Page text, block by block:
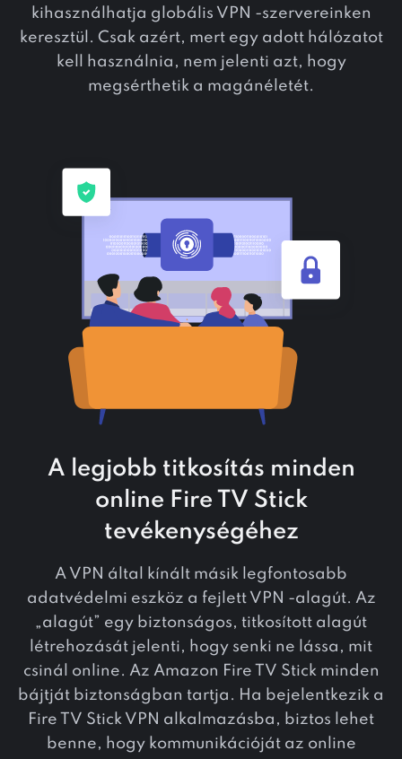
kihasználhatja globális VPN -szervereinken
keresztül. Csak azért, mert egy adott hálózatot
kell használnia, nem jelenti azt, hogy
megsérthetik a magánéletét.
A legjobb titkosítás minden
online Fire TV Stick
tevékenységéhez
A VPN által kínált másik legfontosabb
adatvédelmi eszköz a fejlett VPN -alagút. Az
„alagút” egy biztonságos, titkosított alagút
létrehozását jelenti, hogy senki ne lássa, mit
csinál online. Az Amazon Fire TV Stick minden
bájtját biztonságban tartja. Ha bejelentkezik a
Fire TV Stick VPN alkalmazásba, biztos lehet
benne, hogy kommunikációját az online